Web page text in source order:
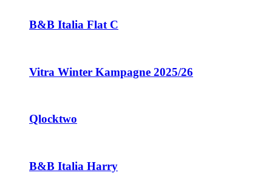
B&B Italia Flat C
Vitra Winter Kampagne 2025/26
Qlocktwo
B&B Italia Harry